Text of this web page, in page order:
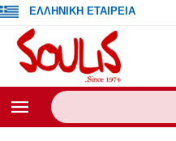
ΕΛΛΗΝΙΚΗ ΕΤΑΙΡΕΙΑ